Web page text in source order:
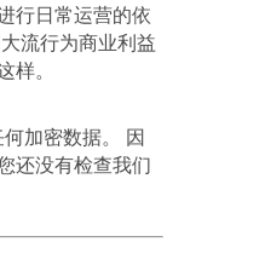
行日常运营的依
流行为商业利益
。
加密数据。 因
还没有检查我们